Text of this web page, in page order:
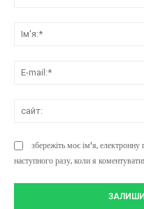
збережіть моє ім'я,
наступного разу, коли я